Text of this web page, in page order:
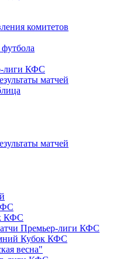
комитетов
лиги КФС
матчей
матчей
КФС
Премьер-лиги КФС
Кубок КФС
весна"